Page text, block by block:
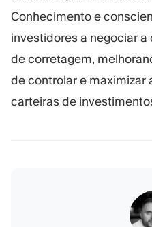
Conhecimento e
investidores a negociar
de corretagem,
de controlar e maximizar
carteiras de